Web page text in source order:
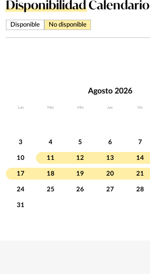
DisponibilidadCalendario
Disponible No disponible
Agosto 2026
Lun Mar Mie Jue Vie
3 4 5 6 7
10 11 12 13 14
17 18 19 20 21
24 25 26 27 28
31